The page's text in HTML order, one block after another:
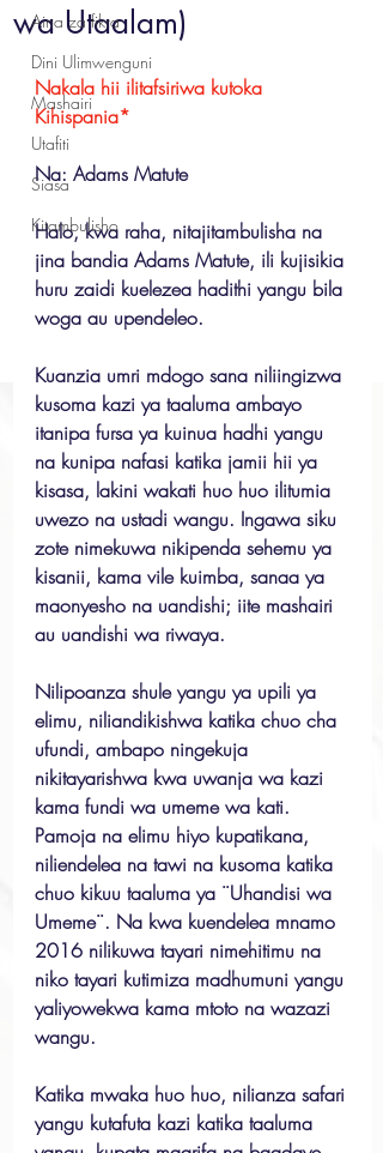
Aina za fikra
Dini Ulimwenguni
Mashairi
Utafiti
Siasa
Kitambulisho
wa Utaalam)
Nakala hii ilitafsiriwa kutoka
Kihispania*
Na: Adams Matute
Halo, kwa raha, nitajitambulisha na
jina bandia Adams Matute, ili kujisikia
huru zaidi kuelezea hadithi yangu bila
woga au upendeleo.
Kuanzia umri mdogo sana niliingizwa
kusoma kazi ya taaluma ambayo
itanipa fursa ya kuinua hadhi yangu
na kunipa nafasi katika jamii hii ya
kisasa, lakini wakati huo huo ilitumia
uwezo na ustadi wangu. Ingawa siku
zote nimekuwa nikipenda sehemu ya
kisanii, kama vile kuimba, sanaa ya
maonyesho na uandishi; iite mashairi
au uandishi wa riwaya.
Nilipoanza shule yangu ya upili ya
elimu, niliandikishwa katika chuo cha
ufundi, ambapo ningekuja
nikitayarishwa kwa uwanja wa kazi
kama fundi wa umeme wa kati.
Pamoja na elimu hiyo kupatikana,
niliendelea na tawi na kusoma katika
chuo kikuu taaluma ya ¨Uhandisi wa
Umeme¨. Na kwa kuendelea mnamo
2016 nilikuwa tayari nimehitimu na
niko tayari kutimiza madhumuni yangu
yaliyowekwa kama mtoto na wazazi
wangu.
Katika mwaka huo huo, nilianza safari
yangu kutafuta kazi katika taaluma